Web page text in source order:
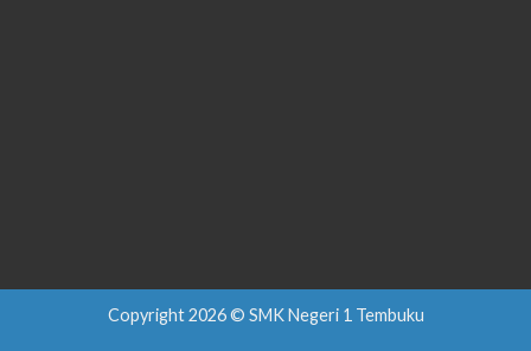
Copyright 2026 © SMK Negeri 1 Tembuku